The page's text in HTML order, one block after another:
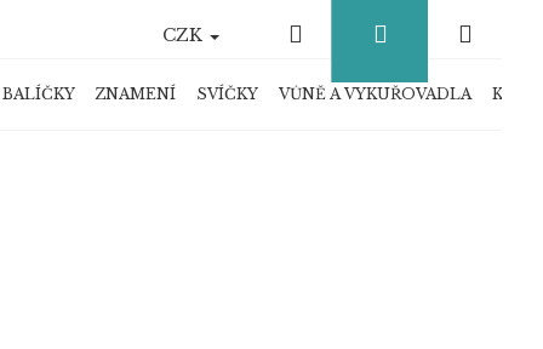
ZNAMENÍ SVÍČKY VŮNĚ A VYKUŘOVADLA
CZK Hledat Přihlášení
košík